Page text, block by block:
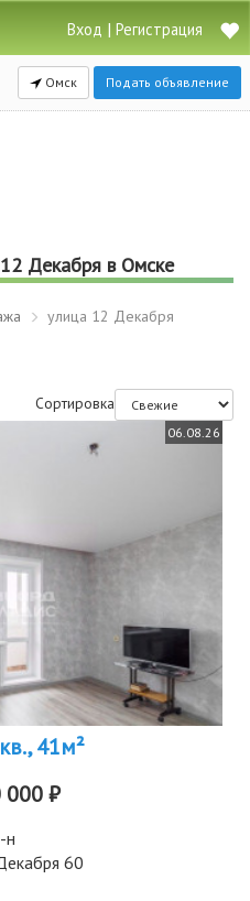
Вход | Регистрация
Омск Подать объявление
Декабря в Омске
улица 12 Декабря
Сортировка
06.08.26
41м²
000 ₽
н
60